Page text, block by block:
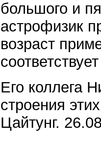
большого и
астрофизик
возраст
Его коллега
строения
Цайтунг.